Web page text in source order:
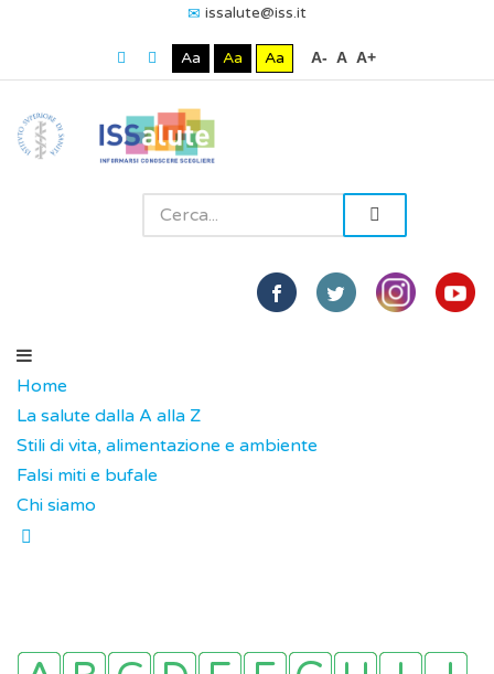
issalute@iss.it
Aa Aa Aa A- A A+
Home
La salute dalla A alla Z
Stili di vita, alimentazione e ambiente
Falsi miti e bufale
Chi siamo